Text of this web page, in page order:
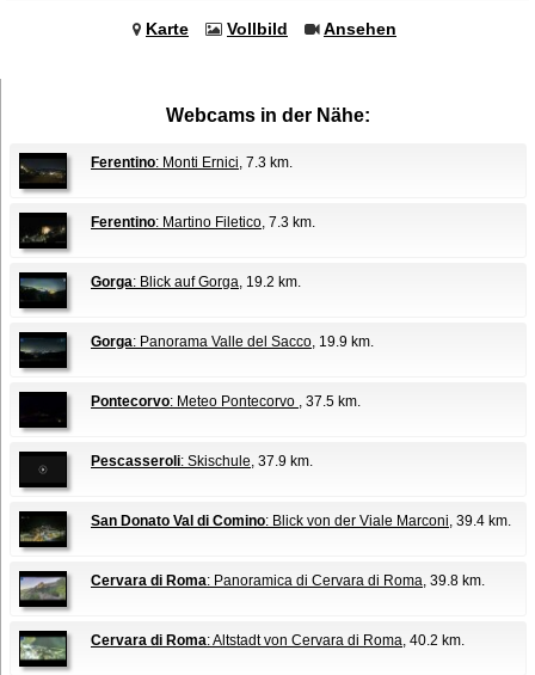
Karte Vollbild Ansehen
Webcams in der Nähe:
Ferentino: Monti Ernici , 7.3 km.
Ferentino: Martino Filetico , 7.3 km.
Gorga: Blick auf Gorga , 19.2 km.
Gorga: Panorama Valle del Sacco , 19.9 km.
Pontecorvo: Meteo Pontecorvo , 37.5 km.
Pescasseroli: Skischule , 37.9 km.
San Donato Val di Comino: Blick von der Viale Marconi , 39.4 km.
Cervara di Roma: Panoramica di Cervara di Roma , 39.8 km.
Cervara di Roma: Altstadt von Cervara di Roma , 40.2 km.